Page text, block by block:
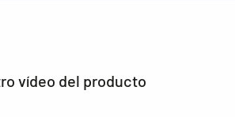
vídeo del producto